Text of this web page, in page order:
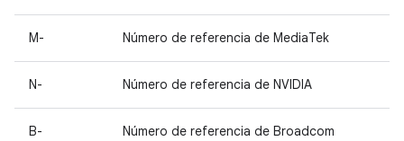
M- Número de referencia de MediaTek
N- Número de referencia de NVIDIA
B- Número de referencia de Broadcom